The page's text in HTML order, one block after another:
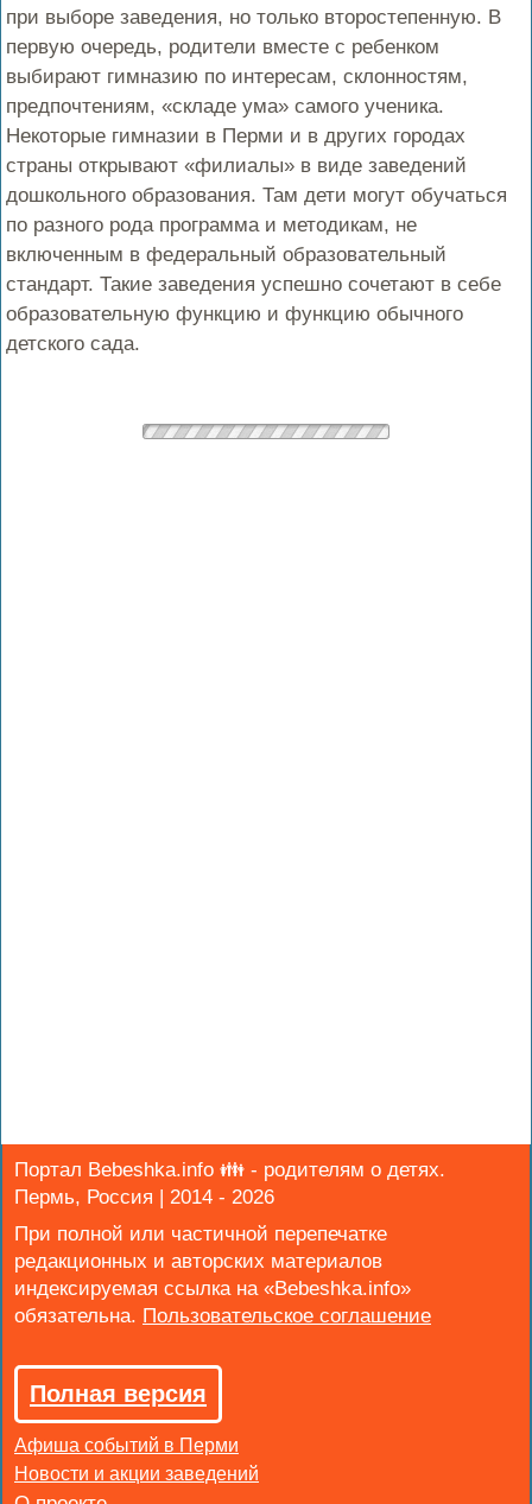
при выборе заведения, но только второстепенную. В
первую очередь, родители вместе с ребенком
выбирают гимназию по интересам, склонностям,
предпочтениям, «складе ума» самого ученика.
Некоторые гимназии в Перми и в других городах
страны открывают «филиалы» в виде заведений
дошкольного образования. Там дети могут обучаться
по разного рода программа и методикам, не
включенным в федеральный образовательный
стандарт. Такие заведения успешно сочетают в себе
образовательную функцию и функцию обычного
детского сада.
Портал Bebeshka.info 👪 - родителям о детях.
Пермь, Россия | 2014 - 2026
При полной или частичной перепечатке
редакционных и авторских материалов
индексируемая ссылка на «Bebeshka.info»
обязательна.
Полная версия
Афиша событий в Перми
Новости и акции заведений